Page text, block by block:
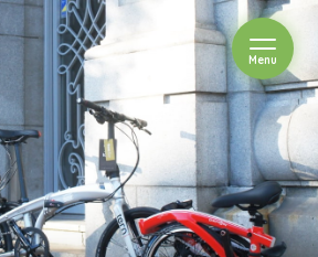
カゴヤ
Menuを開閉